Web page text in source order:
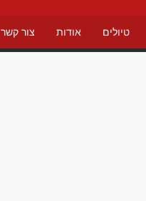
טיולים אודות צור קשר